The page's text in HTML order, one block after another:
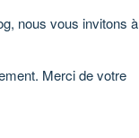
nous vous invitons à
Merci de votre